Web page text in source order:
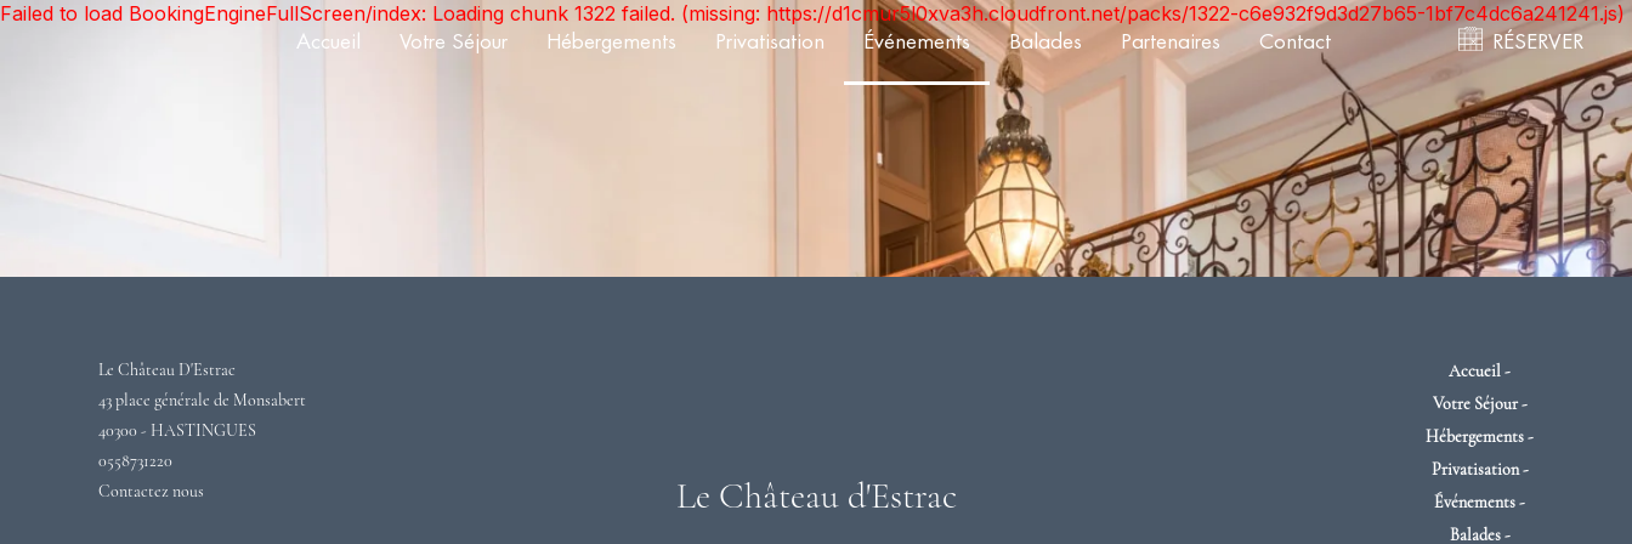
Accueil Votre Séjour Hébergements Privatisation Événements Balades Partenaires Contact RÉSERVER
Failed to load BookingEngineFullScreen/index: Loading chunk 1322 failed. (missing: https://d1cmur5l0xva3h.cloudfront.net/packs/1322-c6e932f9d3d27b65-1bf7c4dc6a241241.js)
Le Château D'Estrac
43 place générale de Monsabert
40300 - HASTINGUES
0558731220
Contactez nous
Le Château d'Estrac
Accueil
Votre Séjour
Hébergements
Privatisation
Événements
Balades